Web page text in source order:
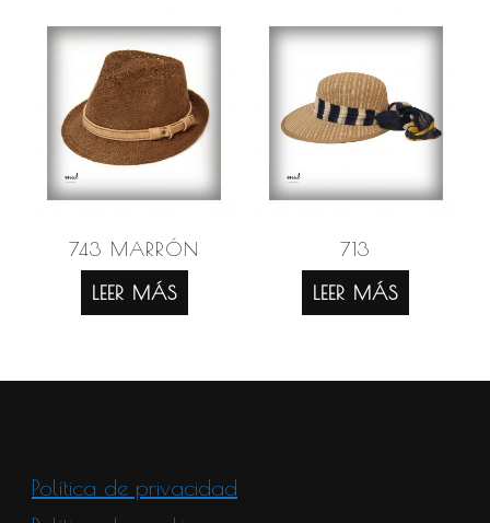
743 MARRÓN
LEER MÁS
713
LEER MÁS
Política de privacidad